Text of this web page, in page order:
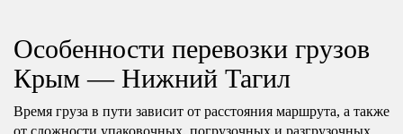
Особенности перевозки грузов
Крым — Нижний Тагил
Время груза в пути зависит от расстояния маршрута, а также
от сложности упаковочных, погрузочных и разгрузочных